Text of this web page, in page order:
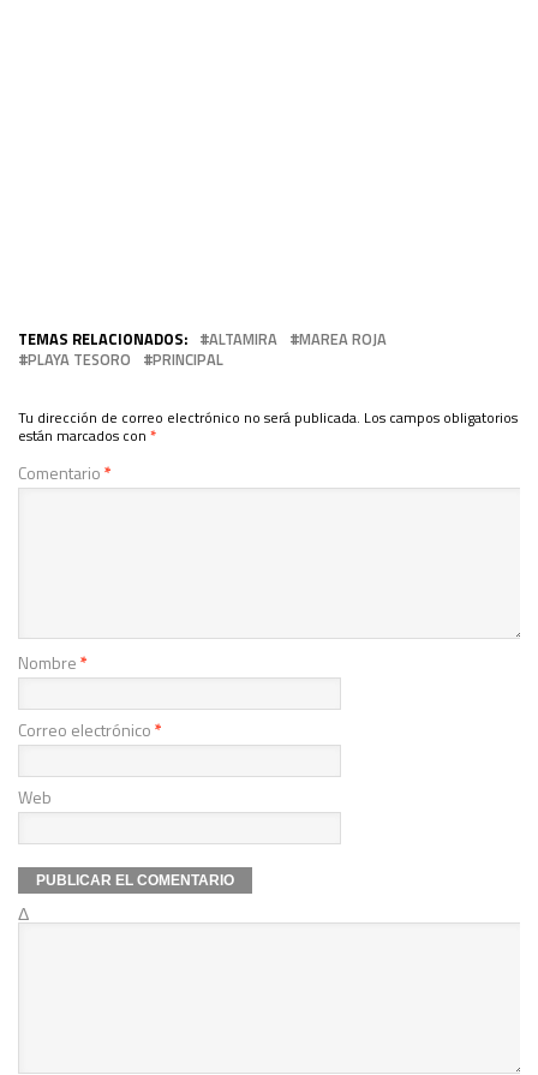
TEMAS RELACIONADOS: ALTAMIRA
MAREA ROJA
PLAYA TESORO
PRINCIPAL
Tu dirección de correo electrónico no será publicada. Los campos obligatorios
están marcados con *
Comentario*
Nombre*
Correo electrónico*
Web
Δ